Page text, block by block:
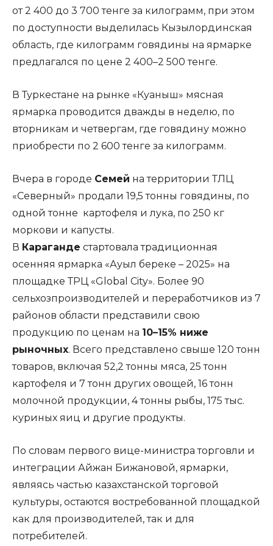
от 2 400 до 3 700 тенге за килограмм, при этом
по доступности выделилась Кызылординская
область, где килограмм говядины на ярмарке
предлагался по цене 2 400–2 500 тенге.
В Туркестане на рынке «Куаныш» мясная
ярмарка проводится дважды в неделю, по
вторникам и четвергам, где говядину можно
приобрести по 2 600 тенге за килограмм.
Вчера в городе Семей на территории ТЛЦ
«Северный» продали 19,5 тонны говядины, по
одной тонне картофеля и лука, по 250 кг
моркови и капусты.
В Караганде стартовала традиционная
осенняя ярмарка «Ауыл береке – 2025» на
площадке ТРЦ «Global City». Более 90
сельхозпроизводителей и переработчиков из 7
районов области представили свою
продукцию по ценам на 10–15% ниже
рыночных. Всего представлено свыше 120 тонн
товаров, включая 52,2 тонны мяса, 25 тонн
картофеля и 7 тонн других овощей, 16 тонн
молочной продукции, 4 тонны рыбы, 175 тыс.
куриных яиц и другие продукты.
По словам первого вице-министра торговли и
интеграции Айжан Бижановой, ярмарки,
являясь частью казахстанской торговой
культуры, остаются востребованной площадкой
как для производителей, так и для
потребителей.